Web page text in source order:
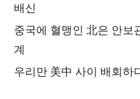
배신
중국에 혈맹인 北은 안보
계
우리만 美中 사이 배회하